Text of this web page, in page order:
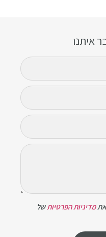
איתנו
אתמדיניות הפרטיותשל